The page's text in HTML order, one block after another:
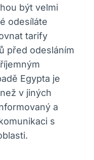
být velmi
odesíláte
tarify
před odesláním
Egypta je
v jiných
a
s